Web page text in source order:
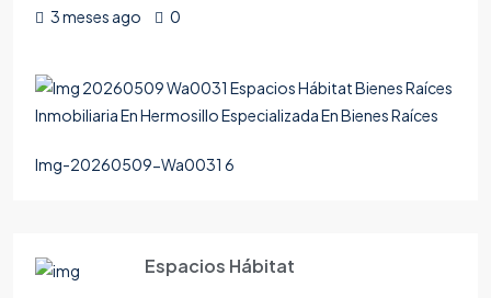
3 meses ago 0
Img-20260509-Wa0031 6
Espacios Hábitat